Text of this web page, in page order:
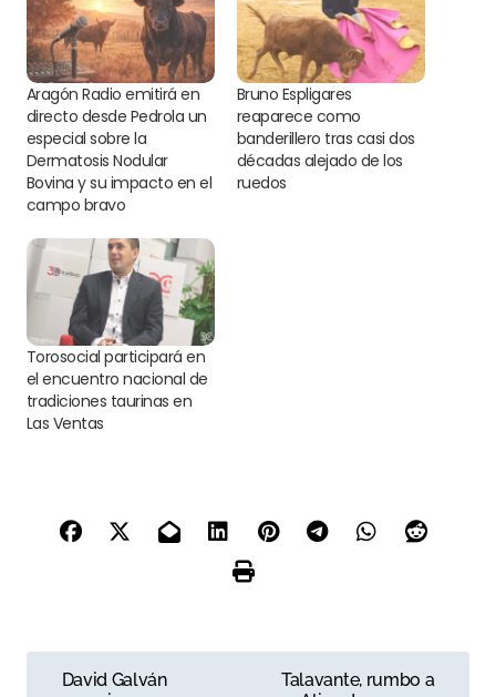
Aragón Radio emitirá en
directo desde Pedrola un
especial sobre la
Dermatosis Nodular
Bovina y su impacto en el
campo bravo
Bruno Espligares
reaparece como
banderillero tras casi dos
décadas alejado de los
ruedos
Torosocial participará en
el encuentro nacional de
tradiciones taurinas en
Las Ventas
David Galván
Talavante, rumbo a